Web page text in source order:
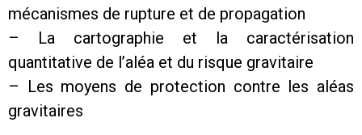
mécanismes de rupture et de propagation
– La cartographie et la caractérisation
quantitative de l’aléa et du risque gravitaire
– Les moyens de protection contre les aléas
gravitaires